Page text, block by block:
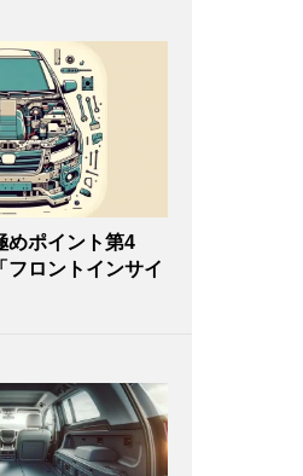
めポイント第4
フロントインサイ